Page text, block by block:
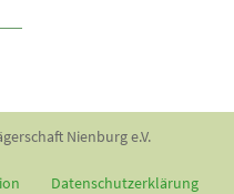
Nienburg e.V.
Datenschutzerklärung